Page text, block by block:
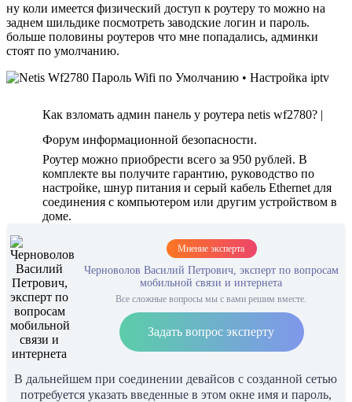
ну коли имеется физический доступ к роутеру то можно на
заднем шильдике посмотреть заводские логин и пароль.
больше половины роутеров что мне попадались, админки
стоят по умолчанию.
Как взломать админ панель у роутера netis wf2780? |
Форум информационной безопасности.
Роутер можно приобрести всего за 950 рублей. В
комплекте вы получите гарантию, руководство по
настройке, шнур питания и серый кабель Ethernet для
соединения с компьютером или другим устройством в
доме.
Мнение эксперта
Черноволов Василий Петрович, эксперт по вопросам
мобильной связи и интернета
Все сложные вопросы мы с вами решим вместе.
Задать вопрос эксперту
В дальнейшем при соединении девайсов с созданной сетью
потребуется указать введенные в этом окне имя и пароль,